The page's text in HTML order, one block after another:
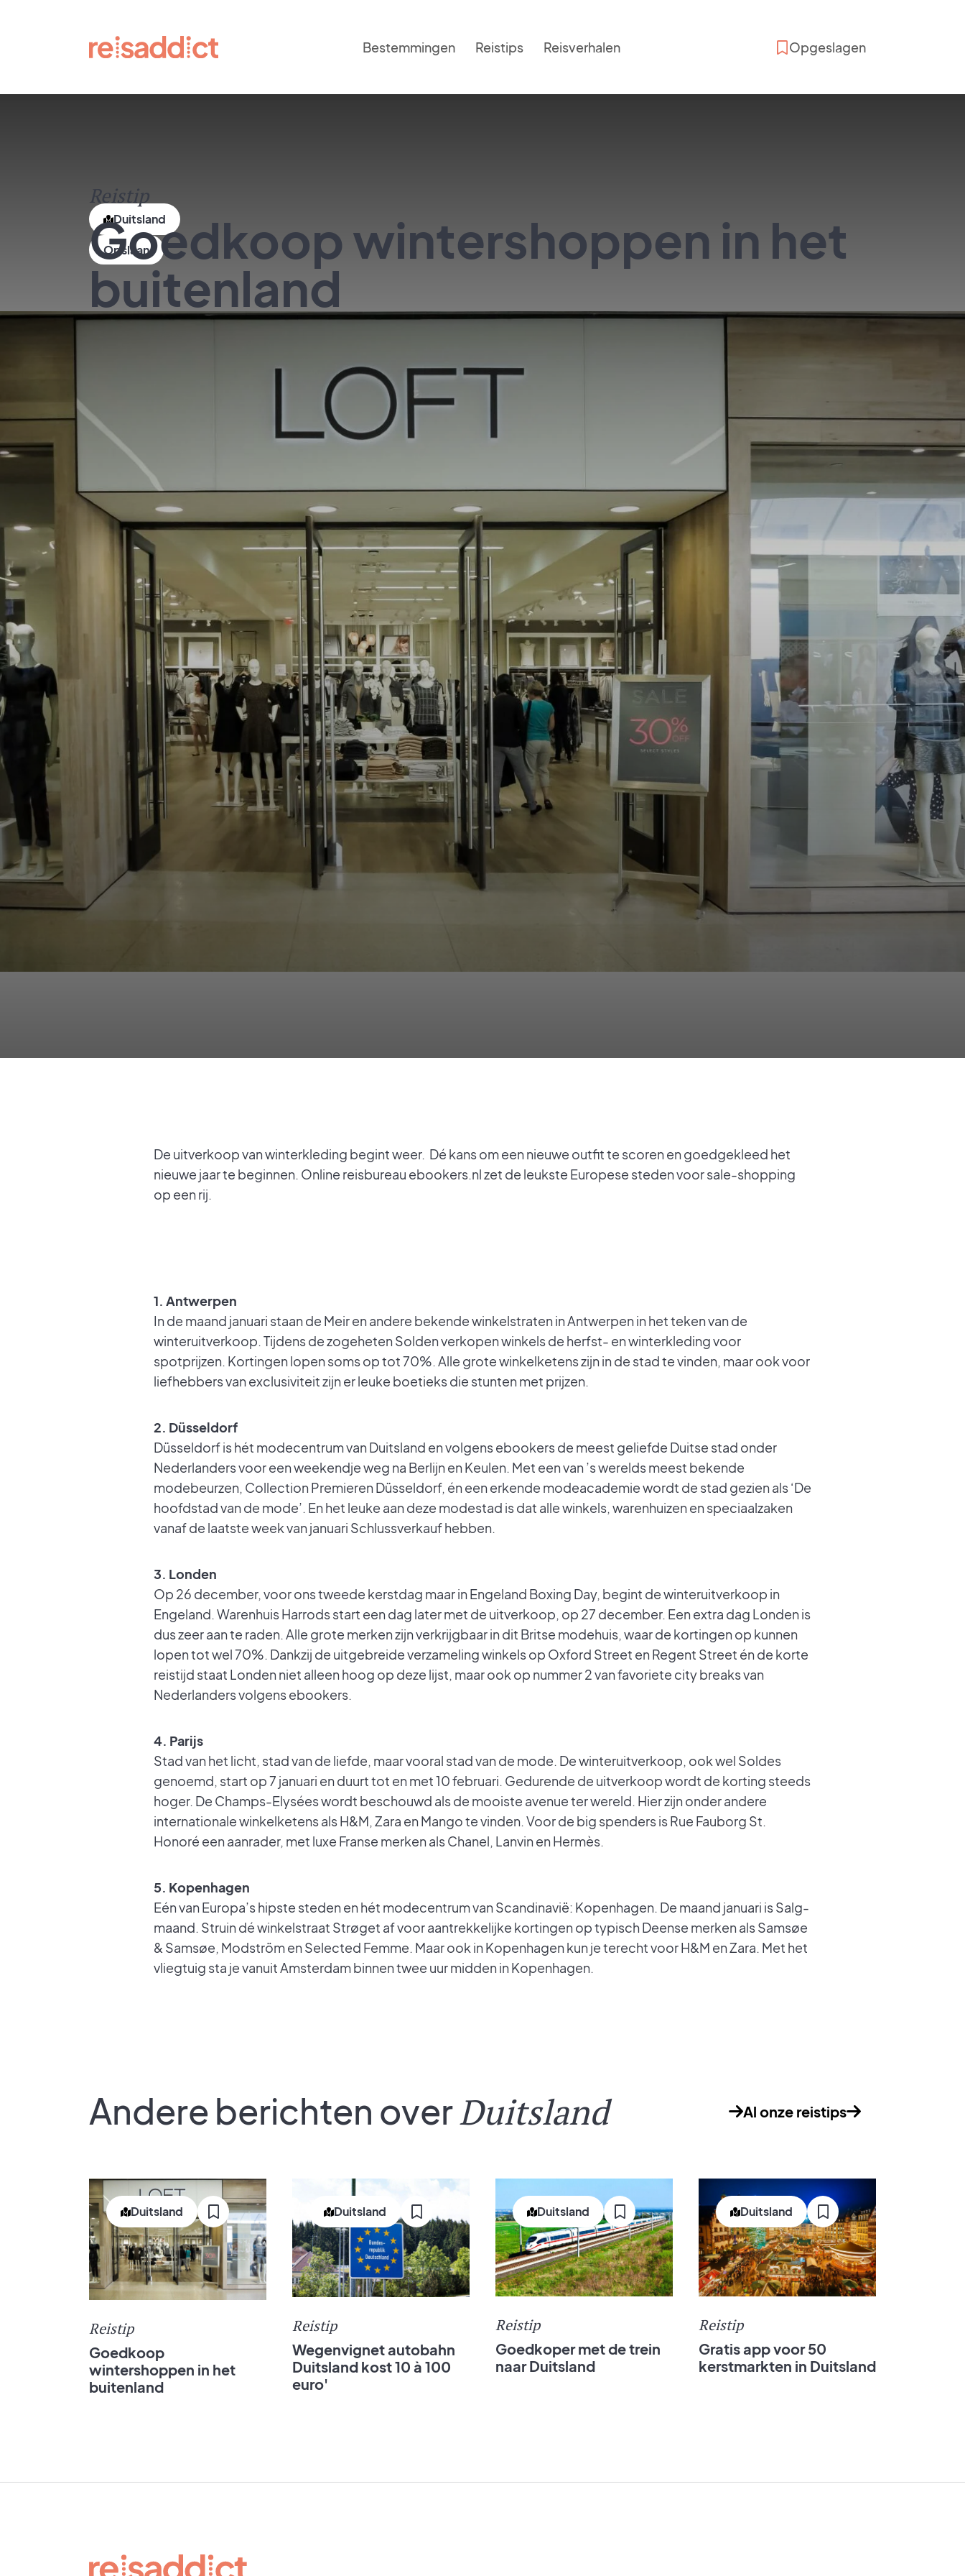
Bestemmingen Reistips Reisverhalen Opgeslagen
Duitsland
Reistip
Goedkoop wintershoppen in het
buitenland
De uitverkoop van winterkleding begint weer. Dé kans om een nieuwe outfit te scoren en goedgekleed het
nieuwe jaar te beginnen. Online reisbureau ebookers.nl zet de leukste Europese steden voor sale-shopping
op een rij.
1. Antwerpen
In de maand januari staan de Meir en andere bekende winkelstraten in Antwerpen in het teken van de
winteruitverkoop. Tijdens de zogeheten Solden verkopen winkels de herfst- en winterkleding voor
spotprijzen. Kortingen lopen soms op tot 70%. Alle grote winkelketens zijn in de stad te vinden, maar ook voor
liefhebbers van exclusiviteit zijn er leuke boetieks die stunten met prijzen.
2. Düsseldorf
Düsseldorf is hét modecentrum van Duitsland en volgens ebookers de meest geliefde Duitse stad onder
Nederlanders voor een weekendje weg na Berlijn en Keulen. Met een van ’s werelds meest bekende
modebeurzen, Collection Premieren Düsseldorf, én een erkende modeacademie wordt de stad gezien als ‘De
hoofdstad van de mode’. En het leuke aan deze modestad is dat alle winkels, warenhuizen en speciaalzaken
vanaf de laatste week van januari Schlussverkauf hebben.
3. Londen
Op 26 december, voor ons tweede kerstdag maar in Engeland Boxing Day, begint de winteruitverkoop in
Engeland. Warenhuis Harrods start een dag later met de uitverkoop, op 27 december. Een extra dag Londen is
dus zeer aan te raden. Alle grote merken zijn verkrijgbaar in dit Britse modehuis, waar de kortingen op kunnen
lopen tot wel 70%. Dankzij de uitgebreide verzameling winkels op Oxford Street en Regent Street én de korte
reistijd staat Londen niet alleen hoog op deze lijst, maar ook op nummer 2 van favoriete city breaks van
Nederlanders volgens ebookers.
4. Parijs
Stad van het licht, stad van de liefde, maar vooral stad van de mode. De winteruitverkoop, ook wel Soldes
genoemd, start op 7 januari en duurt tot en met 10 februari. Gedurende de uitverkoop wordt de korting steeds
hoger. De Champs-Elysées wordt beschouwd als de mooiste avenue ter wereld. Hier zijn onder andere
internationale winkelketens als H&M, Zara en Mango te vinden. Voor de big spenders is Rue Fauborg St.
Honoré een aanrader, met luxe Franse merken als Chanel, Lanvin en Hermès.
5. Kopenhagen
Eén van Europa’s hipste steden en hét modecentrum van Scandinavië: Kopenhagen. De maand januari is Salg-
maand. Struin dé winkelstraat Strøget af voor aantrekkelijke kortingen op typisch Deense merken als Samsøe
& Samsøe, Modström en Selected Femme. Maar ook in Kopenhagen kun je terecht voor H&M en Zara. Met het
vliegtuig sta je vanuit Amsterdam binnen twee uur midden in Kopenhagen.
Andere berichten overDuitsland Al onze reistips
Duitsland
Reistip
Goedkoop
wintershoppen in het
buitenland
Duitsland
Reistip
Wegenvignet autobahn
Duitsland kost 10 à 100
euro'
Duitsland
Reistip
Goedkoper met de trein
naar Duitsland
Duitsland
Reistip
Gratis app voor 50
kerstmarkten in Duitsland